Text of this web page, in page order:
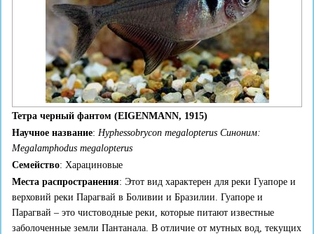
Тетра черный фантом (EIGENMANN, 1915)
Научное название: Hyphessobrycon megalopterus Синоним:
Megalamphodus megalopterus
Семейство: Харациновые
Места распространения: Этот вид характерен для реки Гуапоре и
верховий реки Парагвай в Боливии и Бразилии. Гуапоре и
Парагвай – это чистоводные реки, которые питают известные
заболоченные земли Пантанала. В отличие от мутных вод, текущих